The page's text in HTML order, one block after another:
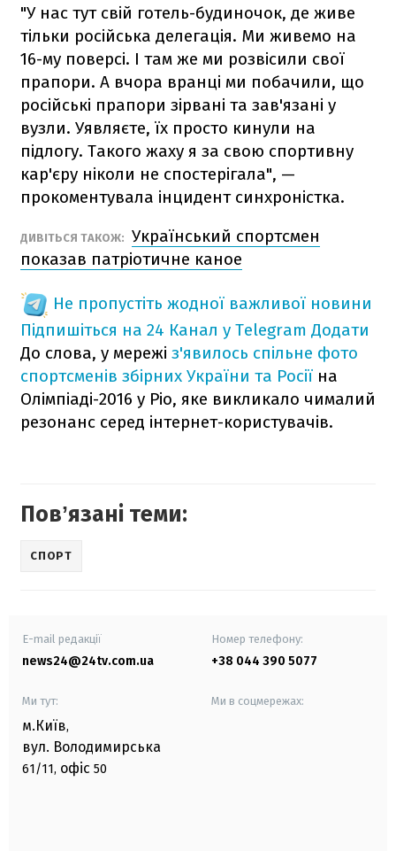
"У нас тут свій готель-будиночок, де живе
тільки російська делегація. Ми живемо на
16-му поверсі. І там же ми розвісили свої
прапори. А вчора вранці ми побачили, що
російські прапори зірвані та зав'язані у
вузли. Уявляєте, їх просто кинули на
підлогу. Такого жаху я за свою спортивну
кар'єру ніколи не спостерігала", —
прокоментувала інцидент синхроністка.
ДИВІТЬСЯ ТАКОЖ: Український спортсмен
показав патріотичне каное
Не пропустіть жодної важливої новини
Підпишіться на 24 Канал у Telegram Додати
До слова, у мережі з'явилось спільне фото
спортсменів збірних України та Росії на
Олімпіаді-2016 у Ріо, яке викликало чималий
резонанс серед інтернет-користувачів.
Повʼязані теми:
СПОРТ
E-mail редакції
news24@24tv.com.ua
Номер телефону:
+38 044 390 5077
Ми тут:
м.Київ,
вул. Володимирська
61/11, офіс 50
Ми в соцмережах: